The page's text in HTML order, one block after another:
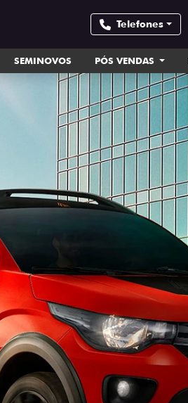
Telefones
SEMINOVOS PÓS VENDAS